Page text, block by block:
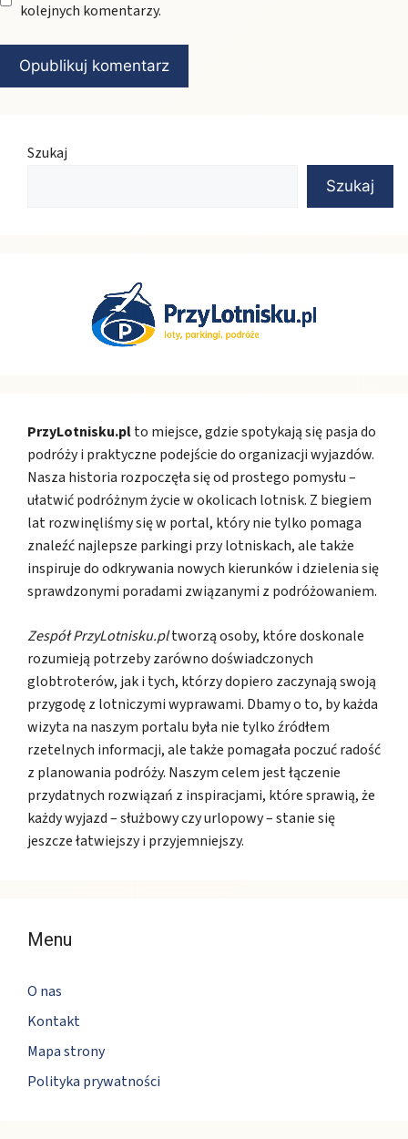
kolejnych komentarzy.
Szukaj
Szukaj
PrzyLotnisku.plto miejsce, gdzie spotykają się pasja do
podróży i praktyczne podejście do organizacji wyjazdów.
Nasza historia rozpoczęła się od prostego pomysłu –
ułatwić podróżnym życie w okolicach lotnisk. Z biegiem
lat rozwinęliśmy się w portal, który nie tylko pomaga
znaleźć najlepsze parkingi przy lotniskach, ale także
inspiruje do odkrywania nowych kierunków i dzielenia się
sprawdzonymi poradami związanymi z podróżowaniem.
Zespół PrzyLotnisku.pltworzą osoby, które doskonale
rozumieją potrzeby zarówno doświadczonych
globtroterów, jak i tych, którzy dopiero zaczynają swoją
przygodę z lotniczymi wyprawami. Dbamy o to, by każda
wizyta na naszym portalu była nie tylko źródłem
rzetelnych informacji, ale także pomagała poczuć radość
z planowania podróży. Naszym celem jest łączenie
przydatnych rozwiązań z inspiracjami, które sprawią, że
każdy wyjazd – służbowy czy urlopowy – stanie się
jeszcze łatwiejszy i przyjemniejszy.
Menu
O nas
Kontakt
Mapa strony
Polityka prywatności